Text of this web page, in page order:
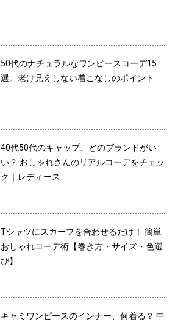
50代のナチュラルなワンピースコーデ15
選。老け見えしない着こなしのポイント
40代50代のキャップ、どのブランドがい
い？ おしゃれさんのリアルコーデをチェッ
ク｜レディース
Tシャツにスカーフを合わせるだけ！ 簡単
おしゃれコーデ術【巻き方・サイズ・色選
び】
キャミワンピースのインナー、何着る？ 中